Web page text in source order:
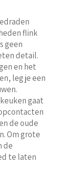
flink
geen
detail.
en het
leg je een
gaat
de oude
Om grote
de
te laten